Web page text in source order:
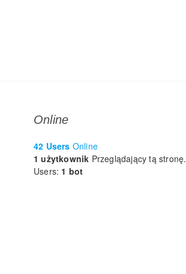
Online
42 Users Online
1 użytkownik Przeglądający tą stronę.
Users: 1 bot